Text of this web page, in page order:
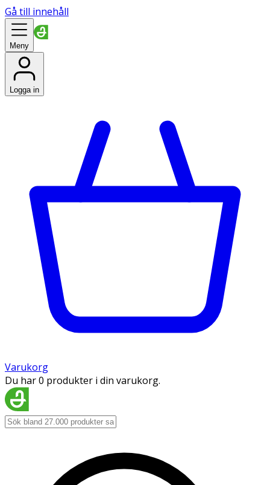
Gå till innehåll
Meny
Logga in
Varukorg
Du har 0 produkter i din varukorg.